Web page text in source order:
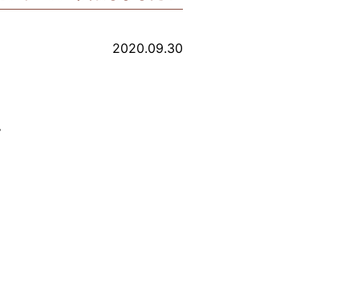
2020.09.30